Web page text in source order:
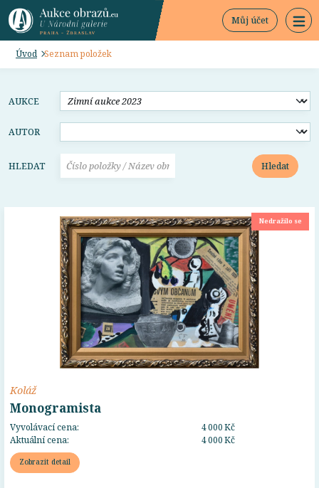
Můj účet
Úvod Seznam položek
AUKCE
AUTOR
HLEDAT Hledat
Nedražilo se
Koláž
Monogramista
Vyvolávací cena:
4 000 Kč
Aktuální cena:
4 000 Kč
Zobrazit detail